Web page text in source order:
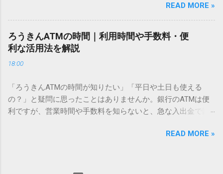
は、JIS規格（日本産業規格）によって「第1水準」「第2水
準」といった形で整理されています。しかし、人名や地名に
使われる非常に古い漢字（旧字）や、特定の組織だけで作ら
れた「外字」は、この一般的な変換リストに含まれていない
ン上のすべての文字には、いわば「住所」のような番号が割
り振られています。変換候補に出ない文字でも、この住所
（コード）を直接指定すれば、確実に呼び出すことができる
のです。 2. Windows標準機能！文字コードで漢字を出す「16
進数入力」 最も汎用性が高く、特別なソフトも不要なのが
ことに申し訳なさを感じたりすることもあるかもしれませ
ん。 「もっとスムーズに、自分のタイミングで受け取りた
い」 「わざわざ電話をかけずに、スマホ一つで完結させた
い」 そんな願いを叶えてくれるのが、佐川急便の会員制サー
ビス「スマートクラブ」と、LINEや公式アプリの連携です。
これらを活用するだけで、再配達のストレスは驚くほど軽く
受け取り術と、連携による具体的なメリットを徹底解説しま
す。 佐川急便の再配達が劇的に変わる「スマートクラブ」と
は？ まず押さえておきたいのが、佐川急便の個人向け無料会
況をリアルタイムで管理するための基盤となるサービスで
READ MORE »
ろうきんATMの時間｜利用時間や手数料・便
利な活用法を解説
18:00
「ろうきんATMの時間が知りたい」「平日や土日も使える
の？」と疑問に思ったことはありませんか。銀行のATMは便
利ですが、営業時間や手数料を知らないと、急な入出金で困
ATM営業時間や利用の注意点、便利な活用法 を詳しく解説し
です。 1-1. 店舗内ATM 平日：9:00〜17:00 土曜・日曜・祝
READ MORE »